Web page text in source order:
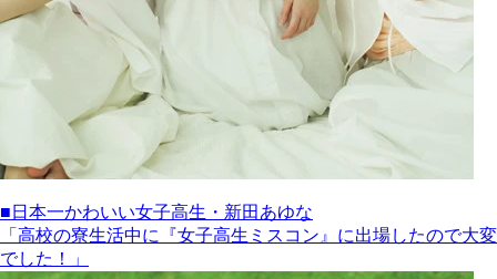
■日本一かわいい女子高生・新田あゆな
「高校の寮生活中に『女子高生ミスコン』に出場したので大変
でした！」